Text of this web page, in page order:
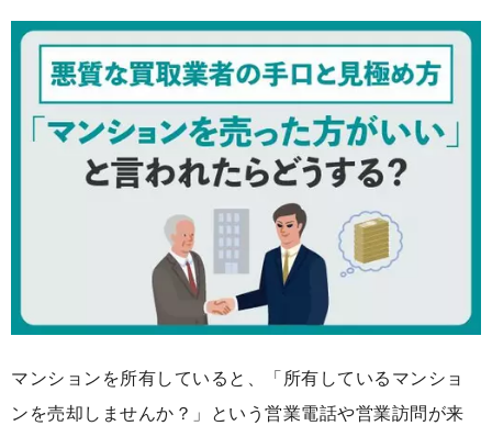
マンションを所有していると、「所有しているマンショ
ンを売却しませんか？」という営業電話や営業訪問が来